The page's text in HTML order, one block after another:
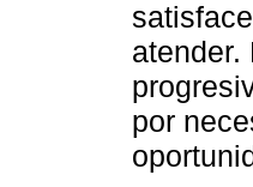
atender.
por